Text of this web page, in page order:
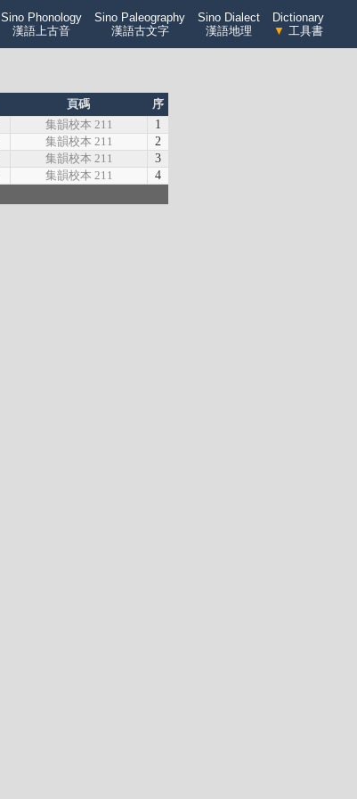
Sino Phonology
漢語上古音
Sino Paleography
漢語古文字
Sino Dialect
漢語地理
Dictionary
▼ 工具書
頁碼
序
集韻校本 211
1
集韻校本 211
2
集韻校本 211
3
集韻校本 211
4